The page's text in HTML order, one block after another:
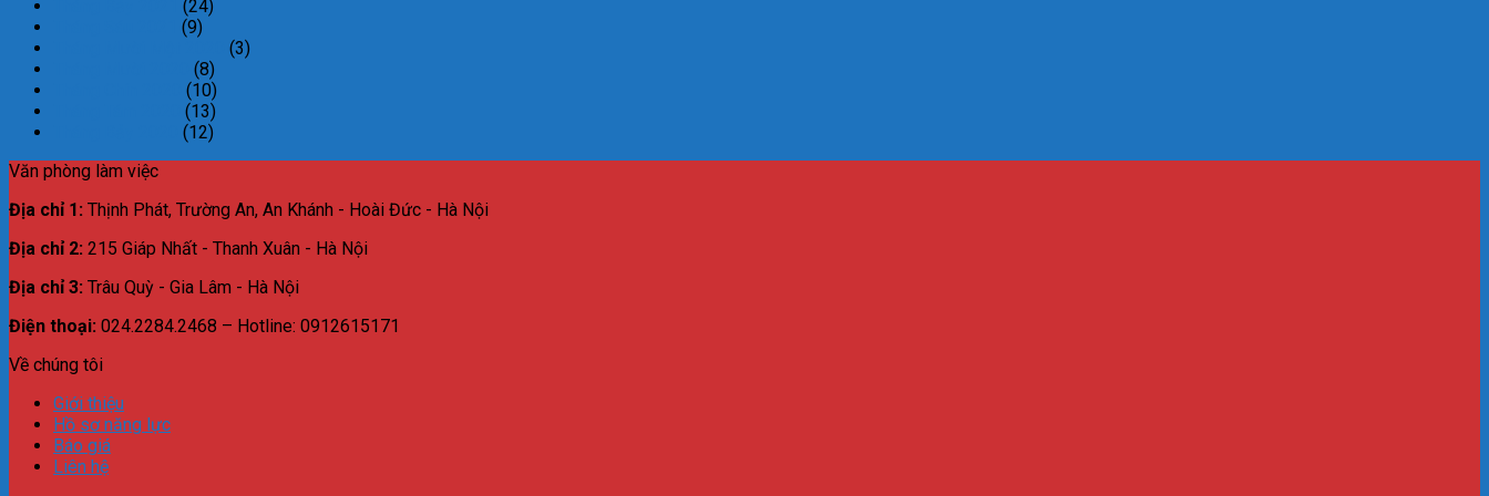
(24)
(9)
(3)
(8)
(10)
(13)
(12)
Văn phòng làm việc
Địa chỉ 1: Thịnh Phát, Trường An, An Khánh - Hoài Đức - Hà Nội
Địa chỉ 2: 215 Giáp Nhất - Thanh Xuân - Hà Nội
Địa chỉ 3: Trâu Quỳ - Gia Lâm - Hà Nội
Điện thoại: 024.2284.2468 – Hotline: 0912615171
Về chúng tôi
Giới thiệu
Hồ sơ năng lực
Báo giá
Liên hệ